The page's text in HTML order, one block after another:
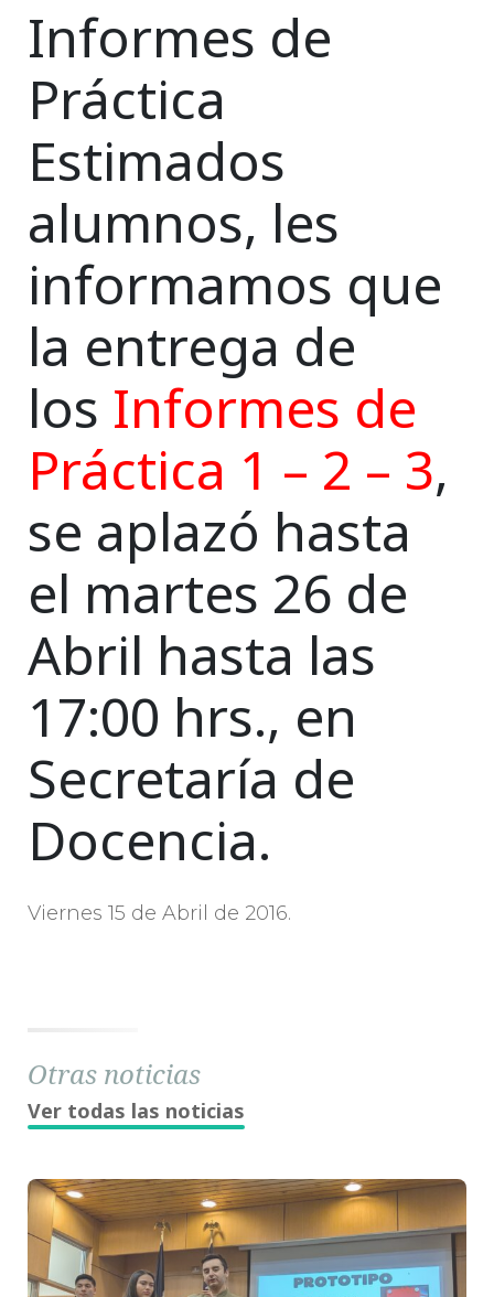
Informes de
Práctica
Estimados
alumnos, les
informamos que
la entrega de
los Informes de
Práctica 1 – 2 – 3,
se aplazó hasta
el martes 26 de
Abril hasta las
17:00 hrs., en
Secretaría de
Docencia.
Viernes 15 de Abril de 2016.
Otras noticias
Ver todas las noticias